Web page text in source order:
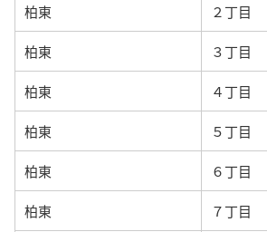
柏東 ２丁目
柏東 ３丁目
柏東 ４丁目
柏東 ５丁目
柏東 ６丁目
柏東 ７丁目